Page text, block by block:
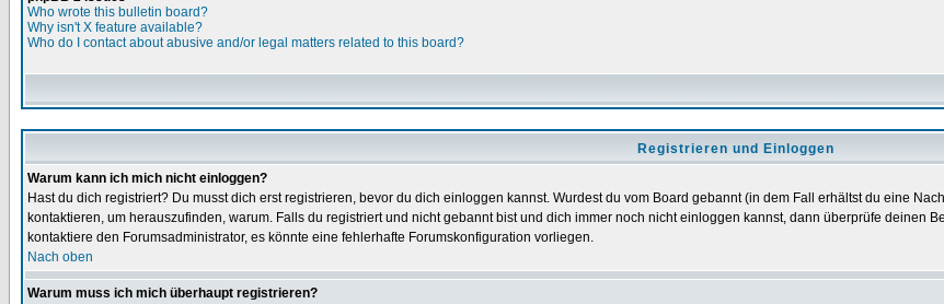
Who wrote this bulletin board?
Why isn't X feature available?
Who do I contact about abusive and/or legal matters related to this board?
Registrieren und Einloggen
Warum kann ich mich nicht einloggen?
Hast du dich registriert? Du musst dich erst registrieren, bevor du dich einloggen kannst. Wurdest du vom Board gebannt (in dem Fall erhältst du eine
kontaktieren, um herauszufinden, warum. Falls du registriert und nicht gebannt bist und dich immer noch nicht einloggen kannst, dann überprüfe deinen
kontaktiere den Forumsadministrator, es könnte eine fehlerhafte Forumskonfiguration vorliegen.
Nach oben
Warum muss ich mich überhaupt registrieren?